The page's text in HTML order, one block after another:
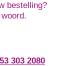
bestelling?
303 2080